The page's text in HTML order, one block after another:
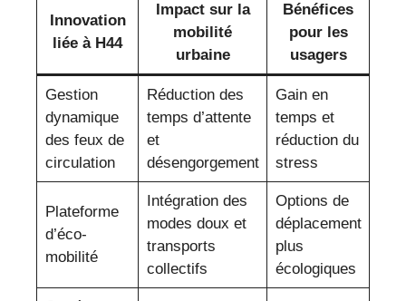
Innovation
liée à H44
Impact sur la
mobilité
urbaine
Bénéfices
pour les
usagers
Gestion
dynamique
des feux de
circulation
Réduction des
temps d’attente
et
désengorgement
Gain en
temps et
réduction du
stress
Plateforme
d’éco-
mobilité
Intégration des
modes doux et
transports
collectifs
Options de
déplacement
plus
écologiques